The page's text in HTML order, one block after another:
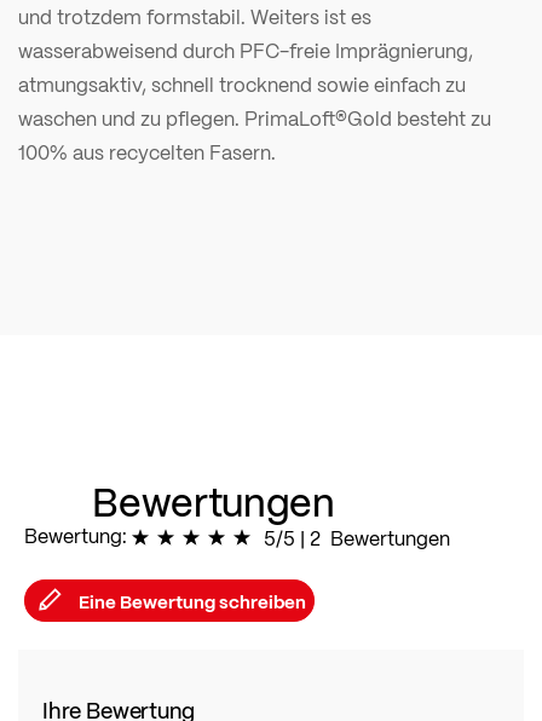
und trotzdem formstabil. Weiters ist es
wasserabweisend durch PFC-freie Imprägnierung,
atmungsaktiv, schnell trocknend sowie einfach zu
waschen und zu pflegen. PrimaLoft®Gold besteht zu
100% aus recycelten Fasern.
Bewertungen
Bewertung: 100
% of 100
5/5 | 2 Bewertungen
Eine Bewertung schreiben
Ihre Bewertung